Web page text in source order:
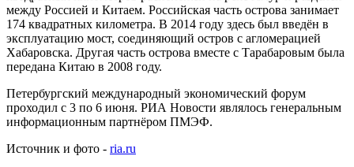
между Россией и Китаем. Российская часть острова занимает
174 квадратных километра. В 2014 году здесь был введён в
эксплуатацию мост, соединяющий остров с агломерацией
Хабаровска. Другая часть острова вместе с Тарабаровым была
передана Китаю в 2008 году.
Петербургский международный экономический форум
проходил с 3 по 6 июня. РИА Новости являлось генеральным
информационным партнёром ПМЭФ.
Источник и фото - ria.ru